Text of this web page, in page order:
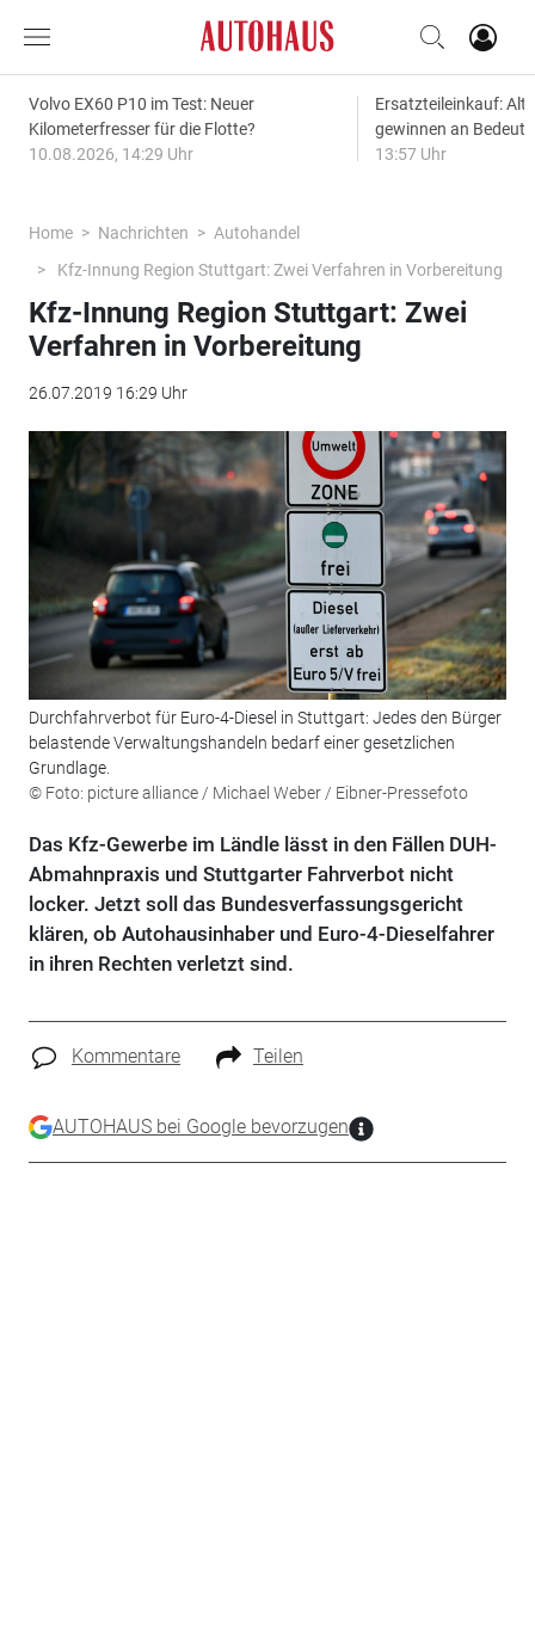
Volvo EX60 P10 im Test: Neuer
Kilometerfresser für die Flotte?
10.08.2026, 14:29 Uhr
Ersatzteileinkauf:
gewinnen an
13:57 Uhr
Home Nachrichten
Autohandel
Kfz-Innung Region Stuttgart: Zwei Verfahren in Vorbereitung
Kfz-Innung Region Stuttgart: Zwei
Verfahren in Vorbereitung
26.07.2019 16:29 Uhr
Durchfahrverbot für Euro-4-Diesel in Stuttgart: Jedes den Bürger
belastende Verwaltungshandeln bedarf einer gesetzlichen
Grundlage.
© Foto: picture alliance / Michael Weber / Eibner-Pressefoto
Das Kfz-Gewerbe im Ländle lässt in den Fällen DUH-
Abmahnpraxis und Stuttgarter Fahrverbot nicht
locker. Jetzt soll das Bundesverfassungsgericht
klären, ob Autohausinhaber und Euro-4-Dieselfahrer
in ihren Rechten verletzt sind.
Kommentare Teilen
AUTOHAUS bei Google bevorzugen